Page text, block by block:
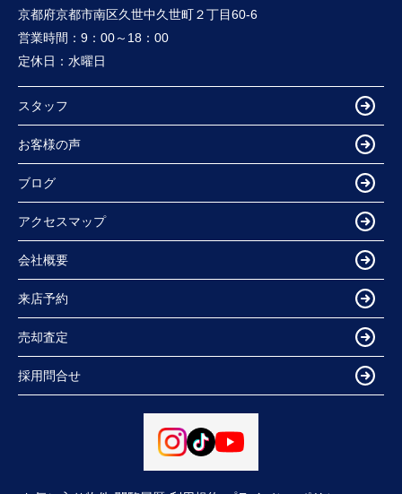
京都府京都市南区久世中久世町２丁目60-6
営業時間： 9：00～18：00
定休日： 水曜日
スタッフ
お客様の声
ブログ
アクセスマップ
会社概要
来店予約
売却査定
採用問合せ